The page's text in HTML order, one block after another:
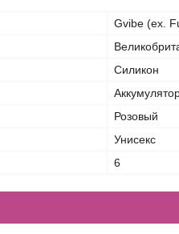
Gvibe (ex.
Силикон
Розовый
Унисекс
6